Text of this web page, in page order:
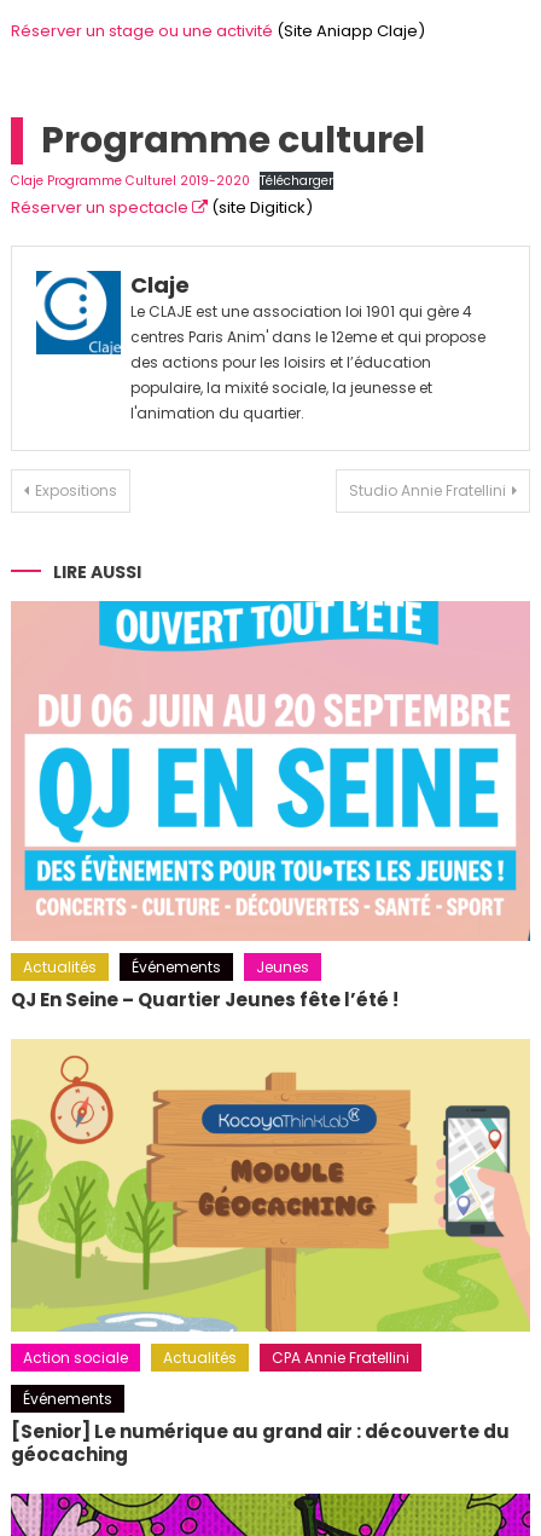
Réserver un stage ou une activité (Site Aniapp Claje)
Programme culturel
Claje Programme Culturel 2019-2020 Télécharger
Réserver un spectacle (site Digitick)
Claje
Le CLAJE est une association loi 1901 qui gère 4
centres Paris Anim' dans le 12eme et qui propose
des actions pour les loisirs et l’éducation
populaire, la mixité sociale, la jeunesse et
l'animation du quartier.
Navigation
l’article
Expositions Studio Annie Fratellini
LIRE AUSSI
Actualités Événements Jeunes
QJ En Seine – Quartier Jeunes fête l’été !
Action sociale Actualités
CPA Annie Fratellini
Événements
[Senior] Le numérique au grand air : découverte du
géocaching